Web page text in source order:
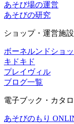
あそび場の運営
あそびの研究
ショップ・運営施設
ボーネルンドショ
キドキド
プレイヴィル
ブログ一覧
電子ブック・カタ
あそびのもり